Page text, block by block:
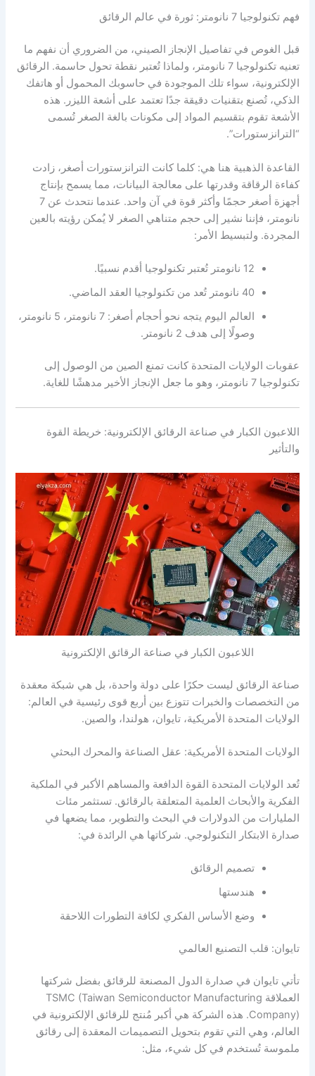
فهم تكنولوجيا 7 نانومتر: ثورة في عالم الرقائق
قبل الغوص في تفاصيل الإنجاز الصيني، من الضروري أن نفهم ما
تعنيه تكنولوجيا 7 نانومتر، ولماذا تُعتبر نقطة تحول حاسمة. الرقائق
الإلكترونية، سواء تلك الموجودة في حاسوبك المحمول أو هاتفك
الذكي، تُصنع بتقنيات دقيقة جدًا تعتمد على أشعة الليزر. هذه
الأشعة تقوم بتقسيم المواد إلى مكونات بالغة الصغر تُسمى
“الترانزستورات”.
القاعدة الذهبية هنا هي: كلما كانت الترانزستورات أصغر، زادت
كفاءة الرقاقة وقدرتها على معالجة البيانات، مما يسمح بإنتاج
أجهزة أصغر حجمًا وأكثر قوة في آن واحد. عندما نتحدث عن 7
نانومتر، فإننا نشير إلى حجم متناهي الصغر لا يُمكن رؤيته بالعين
المجردة. ولتبسيط الأمر:
12 نانومتر تُعتبر تكنولوجيا أقدم نسبيًا.
40 نانومتر تُعد من تكنولوجيا العقد الماضي.
العالم اليوم يتجه نحو أحجام أصغر: 7 نانومتر، 5 نانومتر،
وصولًا إلى هدف 2 نانومتر.
عقوبات الولايات المتحدة كانت تمنع الصين من الوصول إلى
تكنولوجيا 7 نانومتر، وهو ما جعل الإنجاز الأخير مدهشًا للغاية.
اللاعبون الكبار في صناعة الرقائق الإلكترونية: خريطة القوة
والتأثير
اللاعبون الكبار في صناعة الرقائق الإلكترونية
صناعة الرقائق ليست حكرًا على دولة واحدة، بل هي شبكة معقدة
من التخصصات والخبرات تتوزع بين أربع قوى رئيسية في العالم:
الولايات المتحدة الأمريكية، تايوان، هولندا، والصين.
الولايات المتحدة الأمريكية: عقل الصناعة والمحرك البحثي
تُعد الولايات المتحدة القوة الدافعة والمساهم الأكبر في الملكية
الفكرية والأبحاث العلمية المتعلقة بالرقائق. تستثمر مئات
المليارات من الدولارات في البحث والتطوير، مما يضعها في
صدارة الابتكار التكنولوجي. شركاتها هي الرائدة في:
تصميم الرقائق
هندستها
وضع الأساس الفكري لكافة التطورات اللاحقة
تايوان: قلب التصنيع العالمي
تأتي تايوان في صدارة الدول المصنعة للرقائق بفضل شركتها
العملاقة TSMC (Taiwan Semiconductor Manufacturing
Company). هذه الشركة هي أكبر مُنتج للرقائق الإلكترونية في
العالم، وهي التي تقوم بتحويل التصميمات المعقدة إلى رقائق
ملموسة تُستخدم في كل شيء، مثل: